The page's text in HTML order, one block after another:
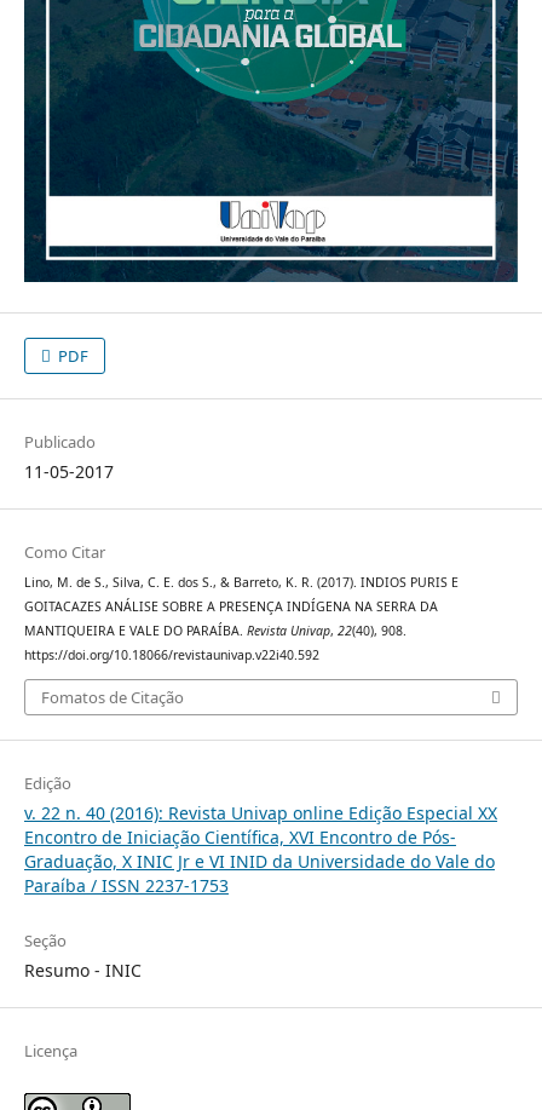
PDF
Publicado
11-05-2017
Como Citar
Lino, M. de S., Silva, C. E. dos S., & Barreto, K. R. (2017). INDIOS PURIS E
GOITACAZES ANÁLISE SOBRE A PRESENÇA INDÍGENA NA SERRA DA
MANTIQUEIRA E VALE DO PARAÍBA. Revista Univap, 22(40), 908.
https://doi.org/10.18066/revistaunivap.v22i40.592
Fomatos de Citação
Edição
v. 22 n. 40 (2016): Revista Univap online Edição Especial XX
Encontro de Iniciação Científica, XVI Encontro de Pós-
Graduação, X INIC Jr e VI INID da Universidade do Vale do
Paraíba / ISSN 2237-1753
Seção
Resumo - INIC
Licença